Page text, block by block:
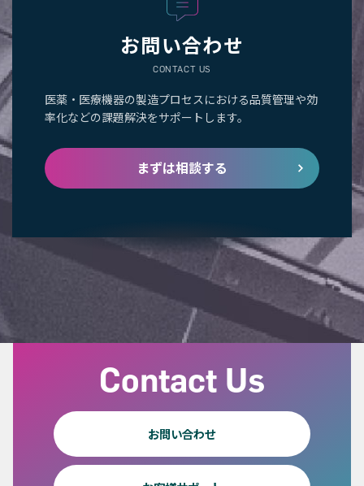
お問い合わせ
CONTACT US
医薬・医療機器の製造プロセスにおける品質管理や効
率化などの課題解決をサポートします。
まずは相談する
Contact Us
お問い合わせ